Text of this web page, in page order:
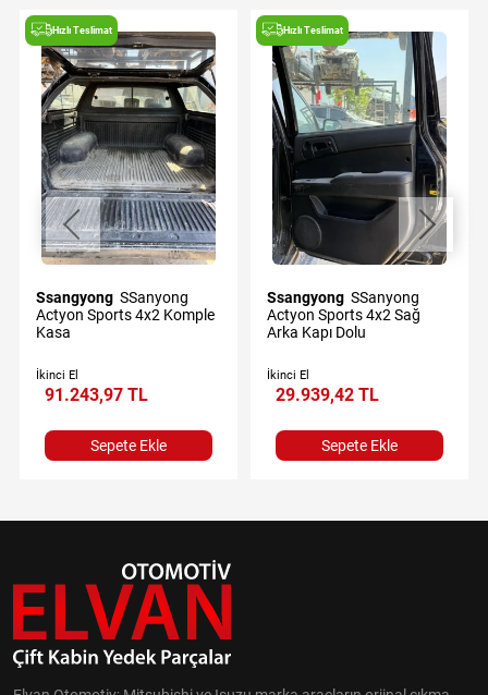
Hızlı Teslimat
Ssangyong
Actyon Sports 4x2 Komple
Kasa
İkinci El
91.243,97 TL
Sepete Ekle
Hızlı Teslimat
Ssangyong
Actyon Sports 4x2 Sağ
Arka Kapı Dolu
İkinci El
29.939,42 TL
Sepete Ekle